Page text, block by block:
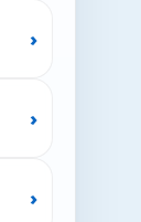
›
›
›